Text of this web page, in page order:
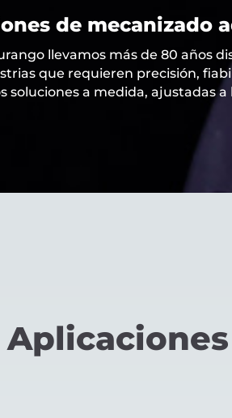
de mecanizado
llevamos más de 80 años
que requieren precisión,
soluciones a medida, ajustadas